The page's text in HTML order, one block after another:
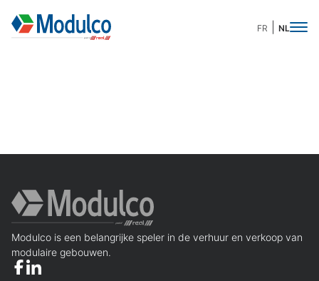
FR NL
Modulco is een belangrijke speler in de verhuur en verkoop van
modulaire gebouwen.